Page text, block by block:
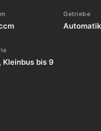
Getriebe
Automatik
Kleinbus bis 9